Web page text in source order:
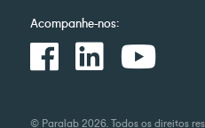
Acompanhe-nos:
© Paralab 2026. Todos os direitos